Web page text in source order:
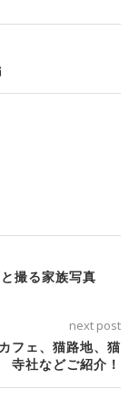
撮る家族写真
next post
フェ、猫路地、猫
寺社などご紹介！